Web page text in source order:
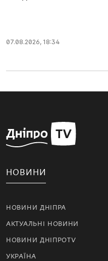
07.08.2026, 18:34
НОВИНИ
НОВИНИ ДНІПРА
АКТУАЛЬНІ НОВИНИ
НОВИНИ ДНІПРОTV
УКРАЇНА